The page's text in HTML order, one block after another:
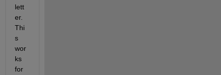
lett
er.
Thi
s
wor
ks
for